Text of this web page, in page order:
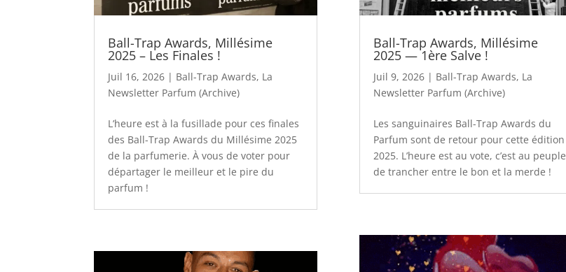
Ball-Trap Awards, Millésime
2025 – Les Finales !
Juil 16, 2026 | Ball-Trap Awards, La
Newsletter Parfum (Archive)
L’heure est à la fusillade pour ces finales
des Ball-Trap Awards du Millésime 2025
de la parfumerie. À vous de voter pour
départager le meilleur et le pire du
parfum !
Ball-Trap Awards, Millésime
2025 — 1ère Salve !
Juil 9, 2026| Ball-Trap Awards, La
Newsletter Parfum (Archive)
Les sanguinaires Ball-Trap Awards du
Parfum sont de retour pour cette édition
2025. L’heure est au vote, c’est au peuple
de trancher entre le bon et la merde !